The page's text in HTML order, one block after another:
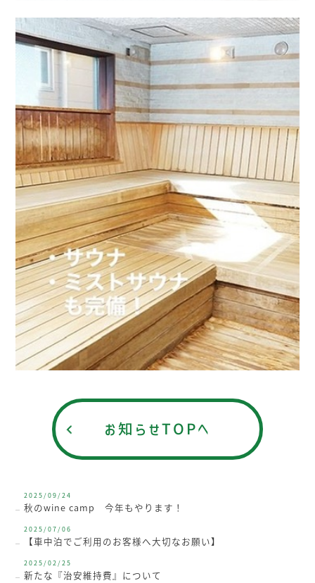
お知らせTOPへ
2025/09/24
秋のwine camp 今年もやります！
2025/07/06
【車中泊でご利用のお客様へ大切なお願い】
2025/02/25
新たな『治安維持費』について